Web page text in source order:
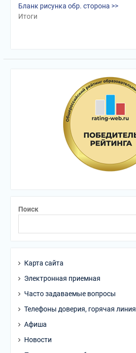
Бланк рисунка обр. сторона >>
Итоги
Поиск
Карта сайта
Электронная приемная
Часто задаваемые вопросы
Телефоны доверия, горячая линия
Афиша
Новости